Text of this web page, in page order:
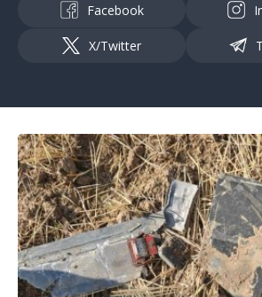
Facebook
X/Twitter